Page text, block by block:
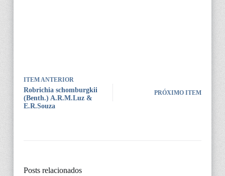
ITEM ANTERIOR
Robrichia schomburgkii
(Benth.) A.R.M.Luz &
E.R.Souza
PRÓXIMO ITEM
Posts relacionados